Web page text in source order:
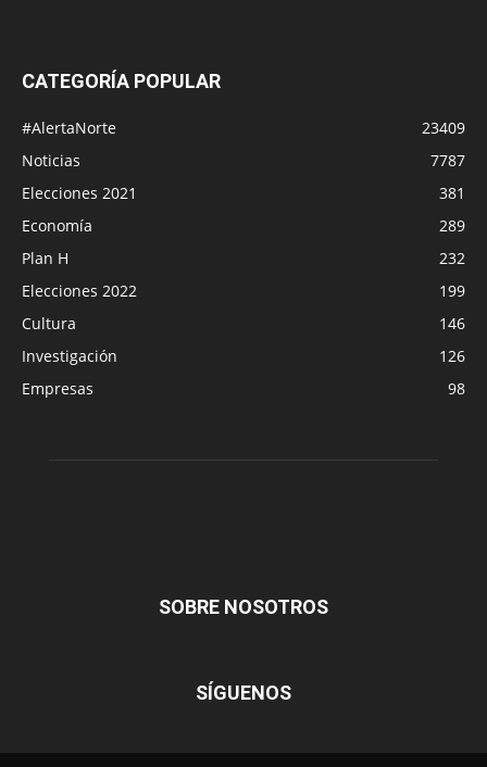
CATEGORÍA POPULAR
#AlertaNorte
23409
Noticias
7787
Elecciones 2021
381
Economía
289
Plan H
232
Elecciones 2022
199
Cultura
146
Investigación
126
Empresas
98
SOBRE NOSOTROS
SÍGUENOS